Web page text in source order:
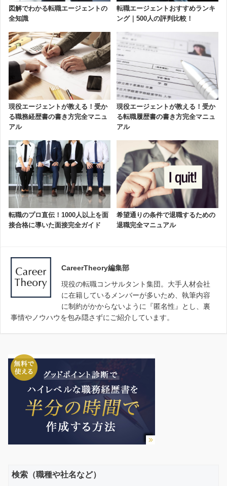
図解でわかる転職エージェントの
全知識
転職エージェントおすすめランキ
ング｜500人の評判比較！
現役エージェントが教える！受か
る職務経歴書の書き方完全マニュ
アル
現役エージェントが教える！受か
る転職履歴書の書き方完全マニュ
アル
転職のプロ直伝！1000人以上を面
接合格に導いた面接完全ガイド
希望通りの条件で退職するための
退職完全マニュアル
CareerTheory編集部
現役の転職コンサルタント集団。大手人材会社
に在籍しているメンバーが多いため、執筆内容
に制約がかからないように『匿名性』とし、裏
事情やノウハウを包み隠さずにご紹介しています。
検索（職種や社名など）